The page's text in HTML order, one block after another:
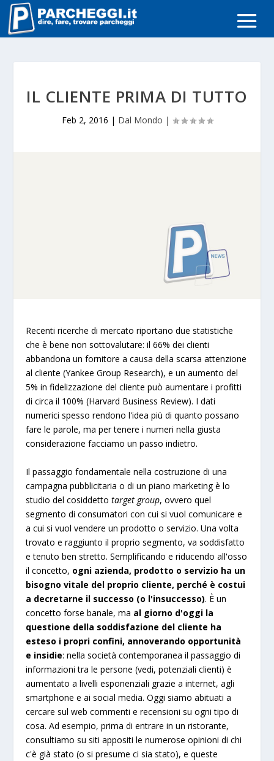
IL CLIENTE PRIMA DI TUTTO
Feb 2, 2016 | Dal Mondo |
Recenti ricerche di mercato riportano due statistiche
che è bene non sottovalutare: il 66% dei clienti
abbandona un fornitore a causa della scarsa attenzione
al cliente (Yankee Group Research), e un aumento del
5% in fidelizzazione del cliente può aumentare i profitti
di circa il 100% (Harvard Business Review). I dati
numerici spesso rendono l'idea più di quanto possano
fare le parole, ma per tenere i numeri nella giusta
considerazione facciamo un passo indietro.
Il passaggio fondamentale nella costruzione di una
campagna pubblicitaria o di un piano marketing è lo
studio del cosiddettotarget group, ovvero quel
segmento di consumatori con cui si vuol comunicare e
a cui si vuol vendere un prodotto o servizio. Una volta
trovato e raggiunto il proprio segmento, va soddisfatto
e tenuto ben stretto. Semplificando e riducendo all'osso
il concetto, ogni azienda, prodotto o servizio ha un
bisogno vitale del proprio cliente, perché è costui
a decretarne il successo (o l'insuccesso). È un
concetto forse banale, ma al giorno d'oggi la
questione della soddisfazione del cliente ha
esteso i propri confini, annoverando opportunità
e insidie: nella società contemporanea il passaggio di
informazioni tra le persone (vedi, potenziali clienti) è
aumentato a livelli esponenziali grazie a internet, agli
smartphone e ai social media. Oggi siamo abituati a
cercare sul web commenti e recensioni su ogni tipo di
cosa. Ad esempio, prima di entrare in un ristorante,
consultiamo su siti appositi le numerose opinioni di chi
c'è già stato (o si presume ci sia stato), e queste